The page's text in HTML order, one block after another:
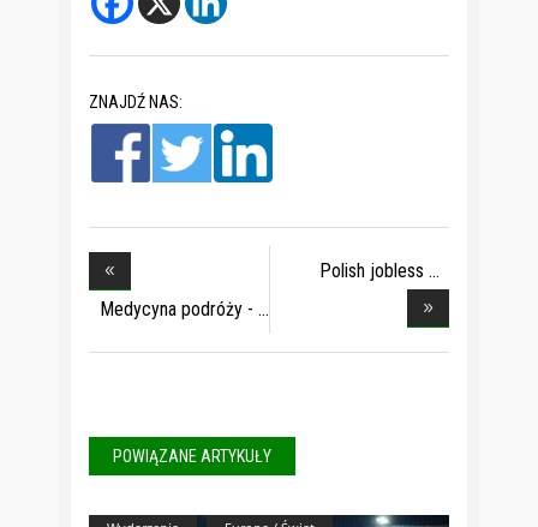
ZNAJDŹ NAS:
Medycyna podróży -
Polish jobless
POWIĄZANE ARTYKUŁY